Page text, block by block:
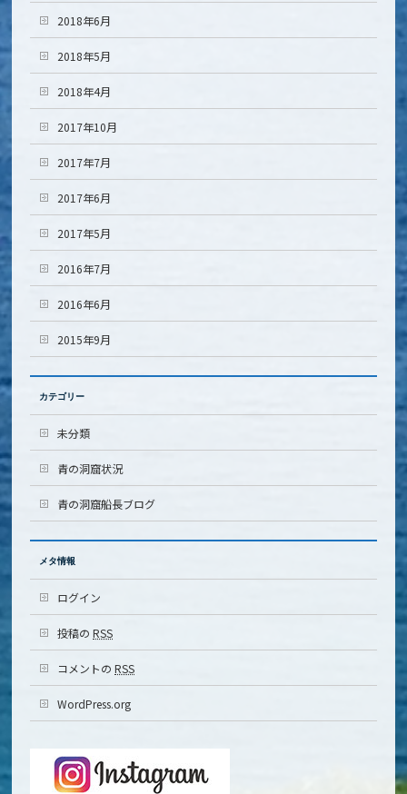
2018年6月
2018年5月
2018年4月
2017年10月
2017年7月
2017年6月
2017年5月
2016年7月
2016年6月
2015年9月
カテゴリー
未分類
青の洞窟状況
青の洞窟船長ブログ
メタ情報
ログイン
投稿のRSS
コメントのRSS
WordPress.org